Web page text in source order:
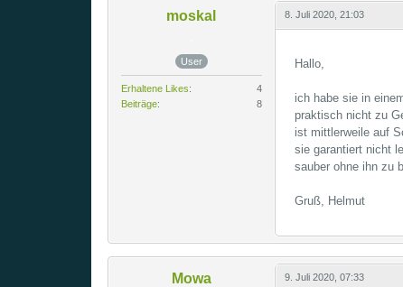
moskal
User
Erhaltene Likes
4
Beiträge
8
8. Juli 2020, 21:03
Hallo,
ich habe sie in
praktisch nicht zu
ist mittlerweile auf
sie garantiert nicht
sauber ohne ihn zu
Gruß, Helmut
Mowa 9. Juli 2020, 07:33